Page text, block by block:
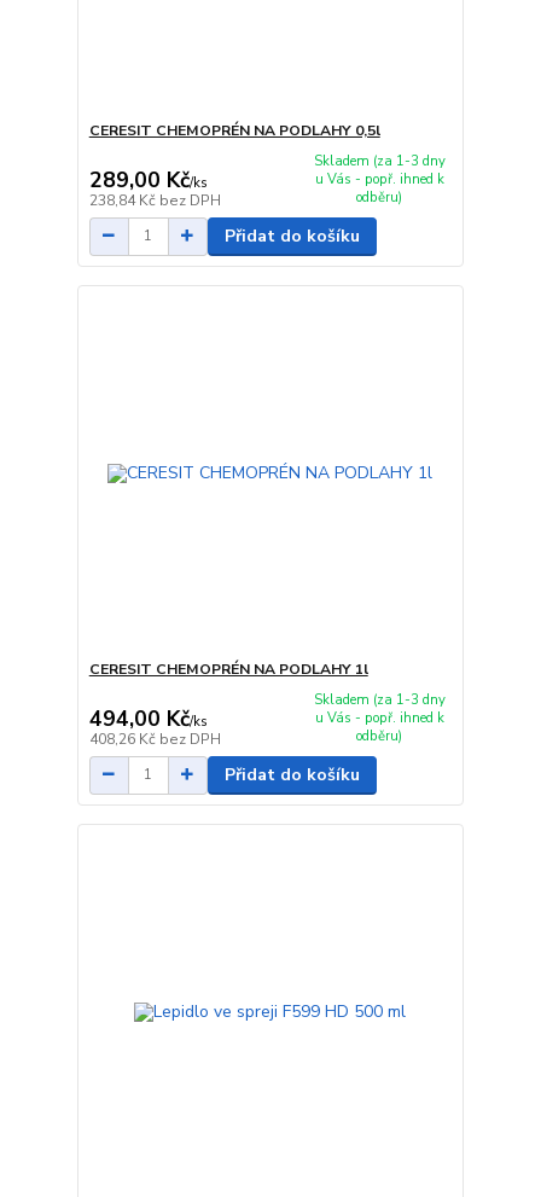
CERESIT CHEMOPRÉN NA PODLAHY 0,5l
289,00 Kč/ks
238,84 Kč bez DPH
Skladem (za 1-3 dny
u Vás - popř. ihned k
odběru)
Přidat do košíku
CERESIT CHEMOPRÉN NA PODLAHY 1l
494,00 Kč/ks
408,26 Kč bez DPH
Skladem (za 1-3 dny
u Vás - popř. ihned k
odběru)
Přidat do košíku